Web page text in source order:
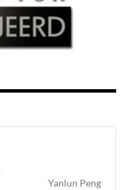
Yanlun Peng